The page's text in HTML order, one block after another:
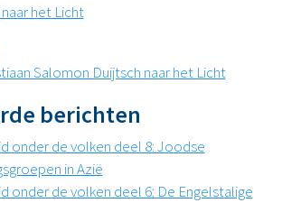
het Licht
Salomon Duijtsch naar het Licht
berichten
onder de volken deel 8: Joodse
in Azië
onder de volken deel 6: De Engelstalige